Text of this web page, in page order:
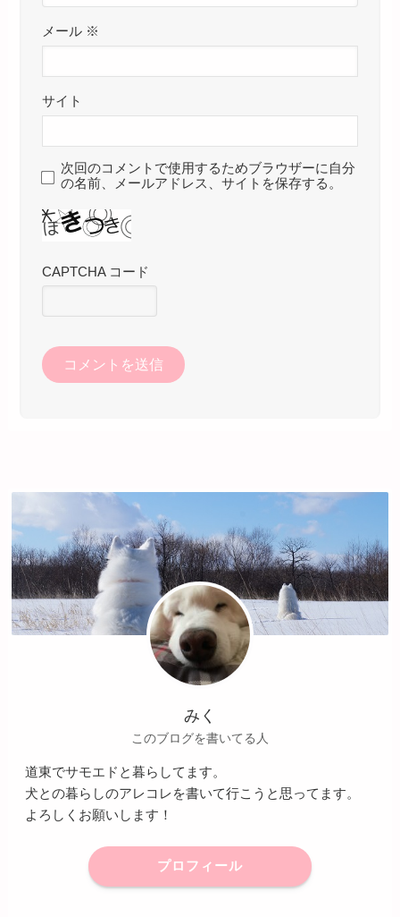
メール ※
サイト
次回のコメントで使用するためブラウザーに自分
の名前、メールアドレス、サイトを保存する。
CAPTCHA コード
みく
このブログを書いてる人
道東でサモエドと暮らしてます。
犬との暮らしのアレコレを書いて行こうと思ってます。
よろしくお願いします！
プロフィール